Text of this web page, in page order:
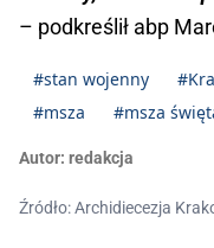
– podkreślił abp
#stan wojenny
#msza
#msza
Autor: redakcja
Źródło: Archidiecezja